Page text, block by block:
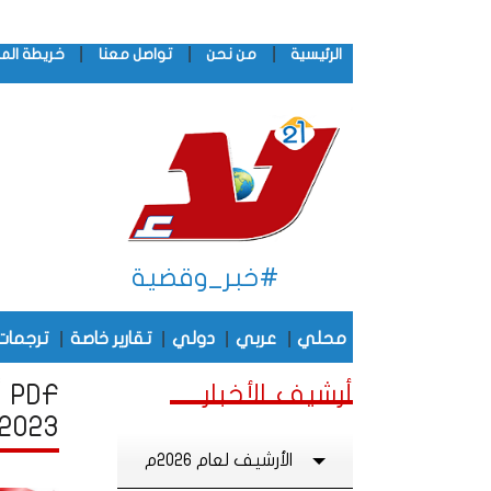
الرئيسية من نحن تواصل معنا خريطة
#خبر_وقضية
محلي عربي دولي تقارير خاصة
2023
أرشيف الأخبار
الأرشيف لعام 2026م